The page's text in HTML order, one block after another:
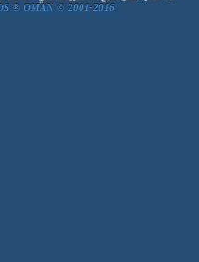
® OMAN © 2001-2016